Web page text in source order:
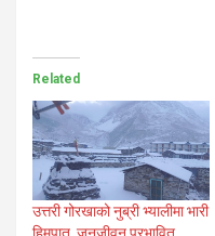
Related
उत्तरी गोरखाको नुब्री भ्यालीमा भारी